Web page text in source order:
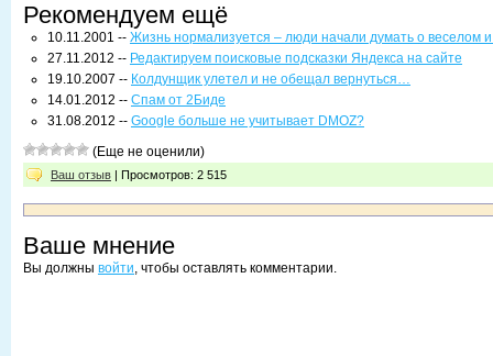
Рекомендуем ещё
10.11.2001 -- Жизнь нормализуется – люди начали думать о веселом и
27.11.2012 -- Редактируем поисковые подсказки Яндекса на сайте
19.10.2007 -- Колдунщик улетел и не обещал вернуться…
14.01.2012 -- Спам от 2Биде
31.08.2012 -- Google больше не учитывает DMOZ?
(Еще не оценили)
Ваш отзыв | Просмотров: 2 515
Ваше мнение
Вы должны войти, чтобы оставлять комментарии.